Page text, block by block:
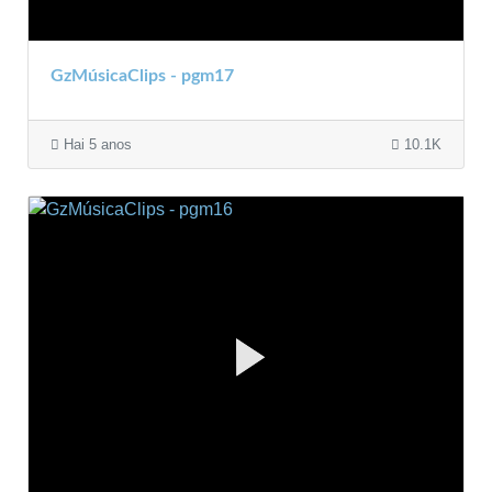
GzMúsicaClips - pgm17
Hai 5 anos 10.1K